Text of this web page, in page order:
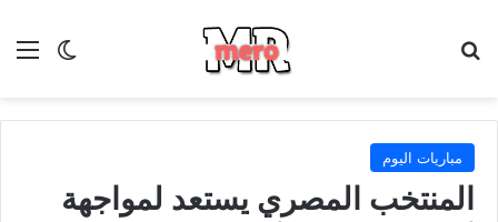
الوضع
مباريات اليوم
المنتخب المصري يستعد لمواجهة